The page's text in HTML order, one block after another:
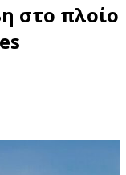
στο πλοίο